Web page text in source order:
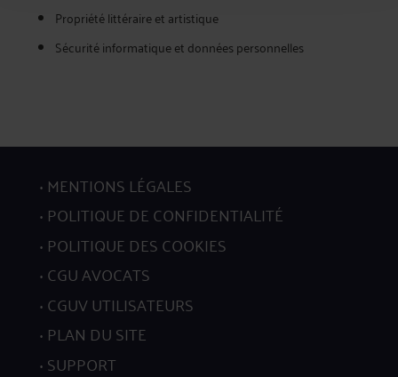
Propriété littéraire et artistique
Sécurité informatique et données personnelles
MENTIONS LÉGALES
POLITIQUE DE CONFIDENTIALITÉ
POLITIQUE DES COOKIES
CGU AVOCATS
CGUV UTILISATEURS
PLAN DU SITE
SUPPORT